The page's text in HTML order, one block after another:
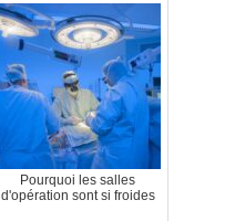
Pourquoi les salles
d'opération sont si froides